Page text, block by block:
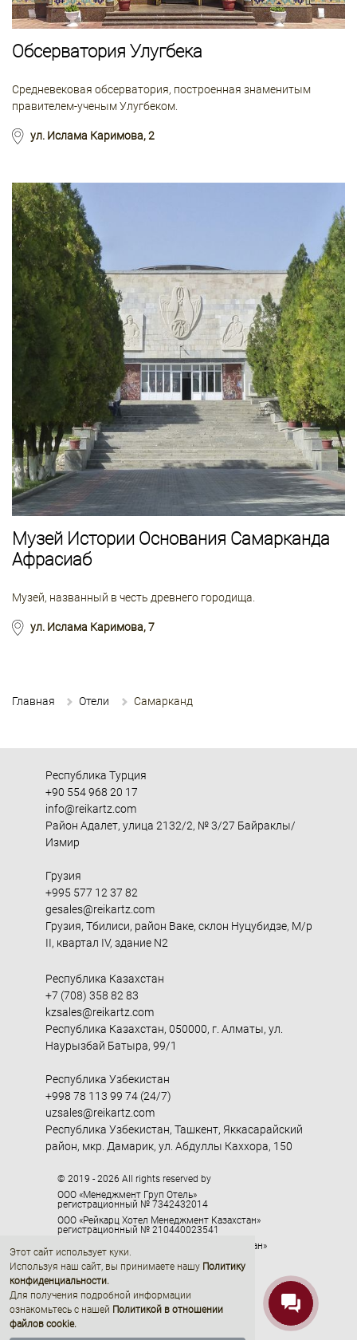
Обсерватория Улугбека
Средневековая обсерватория, построенная знаменитым
правителем-ученым Улугбеком.
ул. Ислама Каримова, 2
Музей Истории Основания Самарканда
Афрасиаб
Музей, названный в честь древнего городища.
ул. Ислама Каримова, 7
Главная Отели Самарканд
Этот сайт использует куки.
Используя наш сайт, вы принимаете нашу Политику
конфиденциальности.
Для получения подробной информации
ознакомьтесь с нашей Политикой в отношении
файлов cookie.
Республика Турция
+90 554 968 20 17
info@reikartz.com
Район Адалет, улица 2132/2, № 3/27 Байраклы/
Измир
Грузия
+995 577 12 37 82
gesales@reikartz.com
Грузия, Тбилиси, район Ваке, склон Нуцубидзе, М/р
II, квартал IV, здание N2
Республика Казахстан
+7 (708) 358 82 83
kzsales@reikartz.com
Республика Казахстан, 050000, г. Алматы, ул.
Наурызбай Батыра, 99/1
Республика Узбекистан
+998 78 113 99 74 (24/7)
uzsales@reikartz.com
Республика Узбекистан, Ташкент, Яккасарайский
район, мкр. Дамарик, ул. Абдуллы Каххора, 150
© 2019 - 2026 All rights reserved by
ООО «Менеджмент Груп Отель»
регистрационный № 7342432014
ООО «Рейкарц Хотел Менеджмент Казахстан»
регистрационный № 210440023541
ООО «Рейкарц Хотел Менеджмент Узбекистан»
регистрационный № 1095104
ООО «Эйчэмси Джорджия»
регистрационный № 405329416